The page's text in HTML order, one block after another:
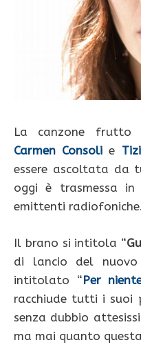
La canzone frutto
Carmen Consoli e
essere ascoltata da
oggi è trasmessa
emittenti radiofoniche.
Il brano si intitola “
di lancio del nuovo
intitolato “Per
racchiude tutti i suoi
senza dubbio
ma mai quanto